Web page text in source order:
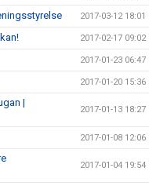
2017-03-12 18:01
2017-02-17 09:02
2017-01-23 06:47
2017-01-20 15:36
|
2017-01-13 18:27
2017-01-08 12:06
2017-01-04 19:54